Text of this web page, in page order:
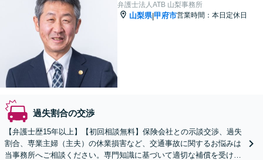
弁護士法人ATB 山梨事務所
山梨県|甲府市営業時間：本日定休日
過失割合の交渉
【弁護士歴15年以上】【初回相談無料】保険会社との示談交渉、過失
割合、専業主婦（主夫）の休業損害など、交通事故に関するお悩みは
当事務所へご相談ください。専門知識に基づいて適切な補償を受けら